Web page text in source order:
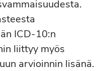
ICD-10:n
liittyy myös
arvioinnin lisänä.